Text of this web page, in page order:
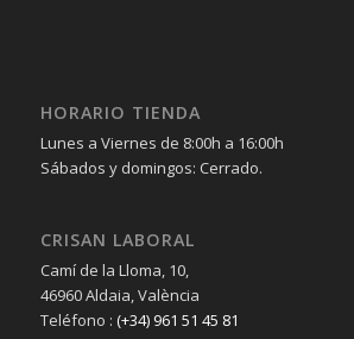
HORARIO TIENDA
Lunes a Viernes de 8:00h a 16:00h
Sábados y domingos: Cerrado.
CRISAN LABORAL
Camí de la Lloma, 10,
46960 Aldaia, València
Teléfono : (+34) 961 51 45 81